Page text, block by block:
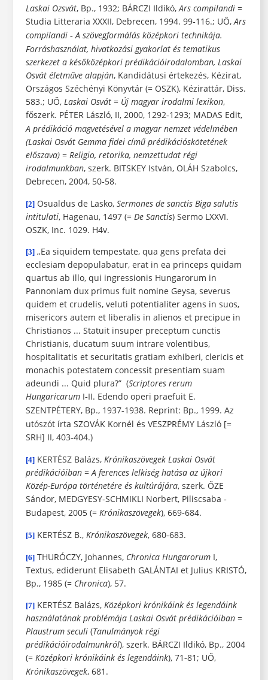
Laskai Ozsvát, Bp., 1932; BÁRCZI Ildikó,Ars compilandi=
Studia Litteraria XXXII, Debrecen, 1994. 99-116.; UŐ, Ars
compilandi -A szövegformálás középkori technikája.
Forráshasználat, hivatkozási gyakorlat és tematikus
szerkezet a későközépkori prédikációirodalomban, Laskai
Osvát életműve alapján, Kandidátusi értekezés, Kézirat,
Országos Széchényi Könyvtár (= OSZK), Kézirattár, Diss.
583.; UŐ, Laskai Osvát= Új magyar irodalmi lexikon,
főszerk. PÉTERLászló, II, 2000, 1292-1293; MADAS Edit,
A prédikáció magvetésével a magyar nemzet védelmében
(Laskai Osvát Gemma fidei című prédikációskötetének
előszava)= Religio, retorika, nemzettudat régi
irodalmunkban, szerk. BITSKEYIstván, OLÁH Szabolcs,
Debrecen, 2004, 50-58.
[2]Osualdus de Lasko, Sermones de sanctis Biga salutis
intitulati, Hagenau, 1497 (= De Sanctis) Sermo LXXVI.
OSZK, Inc. 1029. H4v.
[3]„Ea siquidem tempestate, qua gens prefata dei
ecclesiam depopulabatur, erat in ea princeps quidam
quartus ab illo, qui ingressionis Hungarorum in
Pannoniam dux primus fuit nomine Geysa, severus
quidem et crudelis, veluti potentialiter agens in suos,
misericors autem et liberalis in alienos et precipue in
Christianos ... Statuit insuper preceptum cunctis
Christianis, ducatum suum intrare volentibus,
hospitalitatis et securitatis gratiam exhiberi, clericis et
monachis potestatem concessit presentiam suam
adeundi ... Quid plura?” (Scriptores rerum
HungaricarumI-II. Edendo operi praefuit E.
SZENTPÉTERY, Bp., 1937-1938. Reprint: Bp., 1999. Az
utószót írta SZOVÁKKornél és VESZPRÉMYLászló [=
SRH] II, 403-404.)
[4] KERTÉSZBalázs, Krónikaszövegek Laskai Osvát
prédikációiban=A ferences lelkiség hatása az újkori
Közép-Európa történetére és kultúrájára, szerk. ŐZE
Sándor, MEDGYESY-SCHMIKLI Norbert, Piliscsaba -
Budapest, 2005 (= Krónikaszövegek), 669-684.
[5] KERTÉSZB., Krónikaszövegek, 680-683.
[6] THURÓCZY, Johannes, Chronica HungarorumI,
Textus, ediderunt Elisabeth GALÁNTAI et Julius KRISTÓ,
Bp., 1985 (= Chronica), 57.
[7] KERTÉSZBalázs, Középkori krónikáink és legendáink
használatának problémája Laskai Osvát prédikációiban=
Plaustrum seculi(Tanulmányok régi
prédikációirodalmunkról), szerk. BÁRCZI Ildikó, Bp., 2004
(= Középkori krónikáink és legendáink), 71 -81; UŐ,
Krónikaszövegek, 681.